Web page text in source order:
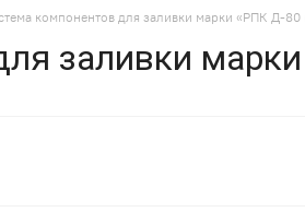
компонентов для заливки марки «РПК Д-80
заливки